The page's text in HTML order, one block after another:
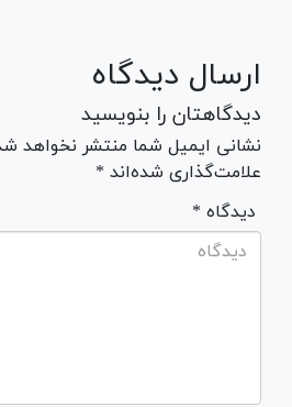
ارسال دیدگاه
دیدگاهتان را بنویسید
نشانی ایمیل شما منتشر نخواهد
علامت‌گذاری شده‌اند *
* دیدگاه